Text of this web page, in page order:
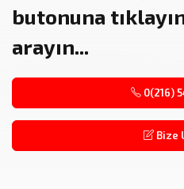
butonuna
arayın...
0(216)
Bize